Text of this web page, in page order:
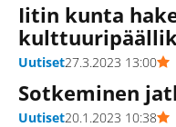
Iitin kunta
Uutiset27.3.2023 13:00
Sotkeminen
Uutiset20.1.2023 10:38